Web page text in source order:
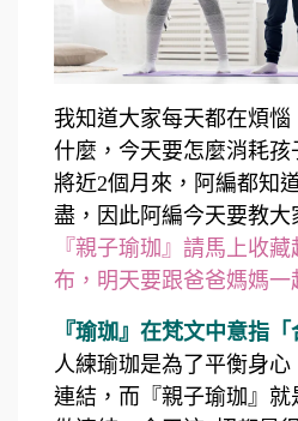
我知道大家每天都在煩
什麼，今天要怎麼消耗
將近2個月來，阿編都知
盡，因此阿編今天要教大
『親子瑜珈』請馬上收
布，明天要跟爸爸媽媽一
『瑜珈』在梵文中意指
人練瑜珈是為了平衡身
連結，而『親子瑜珈』